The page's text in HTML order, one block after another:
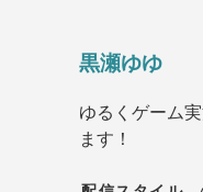
黒瀬ゆゆ
ゆるくゲーム
ます！